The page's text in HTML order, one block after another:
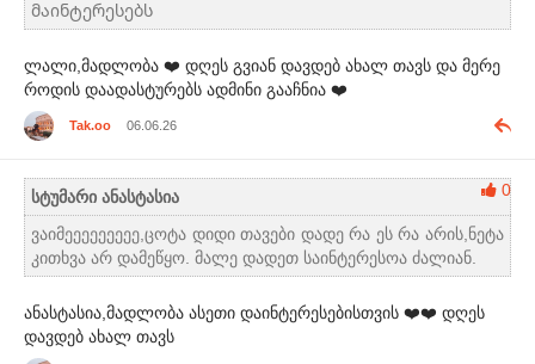
მაინტერესებს
ლალი,მადლობა ❤️ დღეს გვიან დავდებ ახალ თავს და მერე
როდის დაადასტურებს ადმინი გააჩნია ❤️
Tak.oo 06.06.26
0
სტუმარი ანასტასია
ვაიმეეეეეეეეე,ცოტა დიდი თავები დადე რა ეს რა არის,ნეტა
კითხვა არ დამეწყო. მალე დადეთ საინტერესოა ძალიან.
ანასტასია,მადლობა ასეთი დაინტერესებისთვის ❤️❤️ დღეს
დავდებ ახალ თავს